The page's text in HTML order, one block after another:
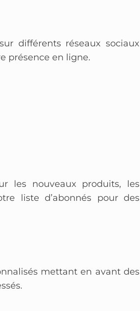
différents réseaux sociaux
présence en ligne.
les nouveaux produits, les
liste d’abonnés pour des
mettant en avant des